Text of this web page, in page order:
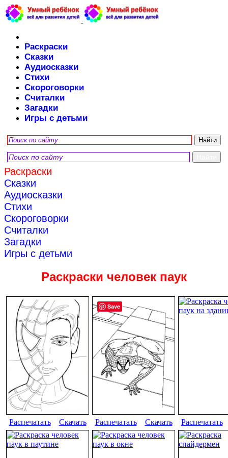
Раскраски
Сказки
Аудиосказки
Стихи
Скороговорки
Считалки
Загадки
Игры с детьми
Раскраски
Сказки
Аудиосказки
Стихи
Скороговорки
Считалки
Загадки
Игры с детьми
Раскраски человек паук
Распечатать Скачать Распечатать Скачать Распечатать
Save